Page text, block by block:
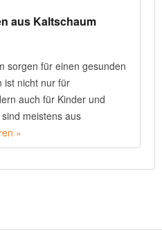
aus Kaltschaum
sorgen für einen gesunden
ist nicht nur für
auch für Kinder und
meistens aus
»